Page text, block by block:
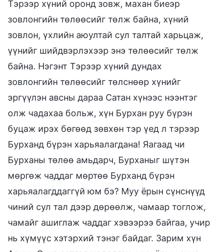
Тэрээр хүний оронд зовж, махан биеэр
зовлонгийн төлөөсийг төлж байна, хүний
зовлон, үхлийн аюултай сул талтай харьцаж,
үүнийг шийдвэрлэхээр энэ төлөөсийг төлж
байна. Нэгэнт Тэрээр хүний дундах
зовлонгийн төлөөсийг төлснөөр хүнийг
эргүүлэн авсны дараа Сатан хүнээс нээнтэг
олж чадахаа больж, хүн Бурхан руу бүрэн
буцаж ирэх бөгөөд зөвхөн тэр үед л тэрээр
Бурханд бүрэн харьяалагдана! Яагаад чи
Бурханы төлөө амьдарч, Бурханыг шүтэн
мөргөж чаддаг мөртөө Бурханд бүрэн
харьяалагддаггүй юм бэ? Муу ёрын сүнснүүд
чиний сул тал дээр дөрөөлж, чамаар тоглож,
чамайг ашиглаж чаддаг хэвээрээ байгаа, учир
нь хүмүүс хэтэрхий тэнэг байдаг. Зарим хүн